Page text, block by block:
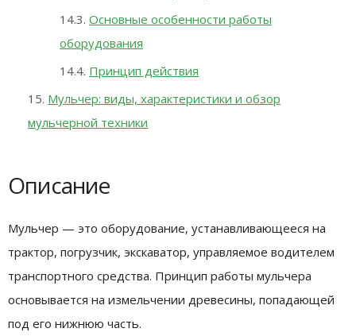
Основные особенности работы
оборудования
Принцип действия
Мульчер: виды, характеристики и обзор
мульчерной техники
Описание
Мульчер — это оборудование, устанавливающееся на
трактор, погрузчик, экскаватор, управляемое водителем
транспортного средства. Принцип работы мульчера
основывается на измельчении древесины, попадающей
под его нижнюю часть.